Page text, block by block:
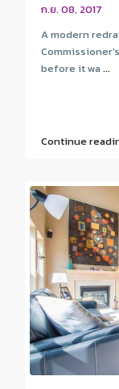
ก.ย. 08, 2017
A modern
before it wa...
Continue